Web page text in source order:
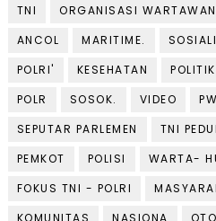
TNI
ORGANISASI WARTAWAN
ANCOL
MARITIME.
POLRI'
KESEHATAN POLITIK
POLR
SOSOK. VIDEO
SEPUTAR PARLEMEN
TNI
PEMKOT
POLISI
WARTA-
FOKUS TNI - POLRI
KOMUNITAS
NASIONA